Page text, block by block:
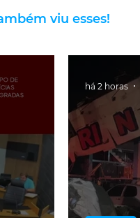
viu esses!
há 2 horas